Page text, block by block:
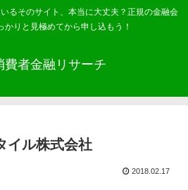
るそのサイト、本当に大丈夫？正規の金融会
かりと見極めてから申し込もう！
費者金融リサーチ
イル株式会社
2018.02.17